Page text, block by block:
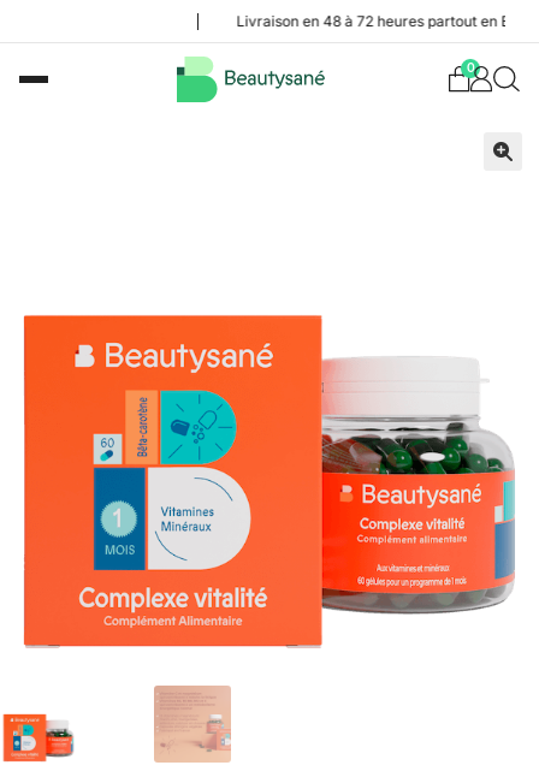
Livraison en 48 à 72 heures partout en Belgique
0